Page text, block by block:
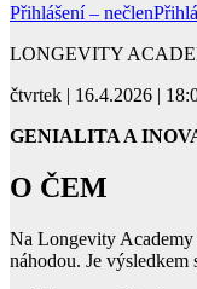
Přihlášení – nečlen
LONGEVITY
čtvrtek | 16.4.2026 |
GENIALITA A
O ČEM
Na Longevity Academy
náhodou. Je